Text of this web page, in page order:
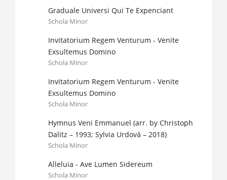
Graduale Universi Qui Te Expenciant
Schola Minor
Invitatorium Regem Venturum - Venite
Exsultemus Domino
Schola Minor
Invitatorium Regem Venturum - Venite
Exsultemus Domino
Schola Minor
Hymnus Veni Emmanuel (arr. by Christoph
Dalitz – 1993; Sylvia Urdová – 2018)
Schola Minor
Alleluia - Ave Lumen Sidereum
Schola Minor